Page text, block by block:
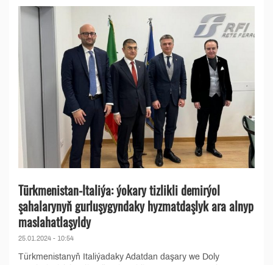
Türkmenistan-Italiýa: ýokary tizlikli demirýol
şahalarynyň gurluşygyndaky hyzmatdaşlyk ara alnyp
maslahatlaşyldy
25.01.2024 - 10:54
Türkmenistanyň Italiýadaky Adatdan daşary we Doly